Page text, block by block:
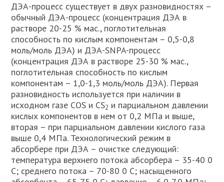
ДЭА-процесс существует в двух разновидностях –
обычный ДЭА-процесс (концентрация ДЭА в
растворе 20-25 % мас., поглотительная
способность по кислым компонентам – 0,5-0,8
моль/моль ДЭА) и ДЭА-SNPA-процесс
(концентрация ДЭА в растворе 25-30 % мас.,
поглотительная способность по кислым
компонентам – 1,0-1,3 моль/моль ДЭА). Первая
разновидность используется при наличии в
исходном газе COS и СS2 и парциальном давлении
кислых компонентов в нем от 0,2 МПа и выше,
вторая – при парциальном давлении кислого газа
выше 0,4 МПа. Технологический режим в
абсорбере при ДЭА – очистке следующий:
температура верхнего потока абсорбера – 35-40 0
С; среднего потока – 70-80 0 С; насыщенного